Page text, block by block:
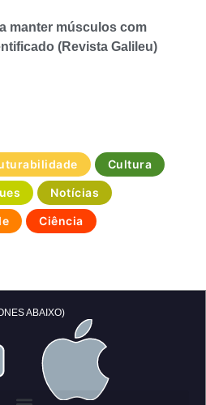
manter músculos com
(Revista Galileu)
Cultura
Notícias
Ciência
ABAIXO)